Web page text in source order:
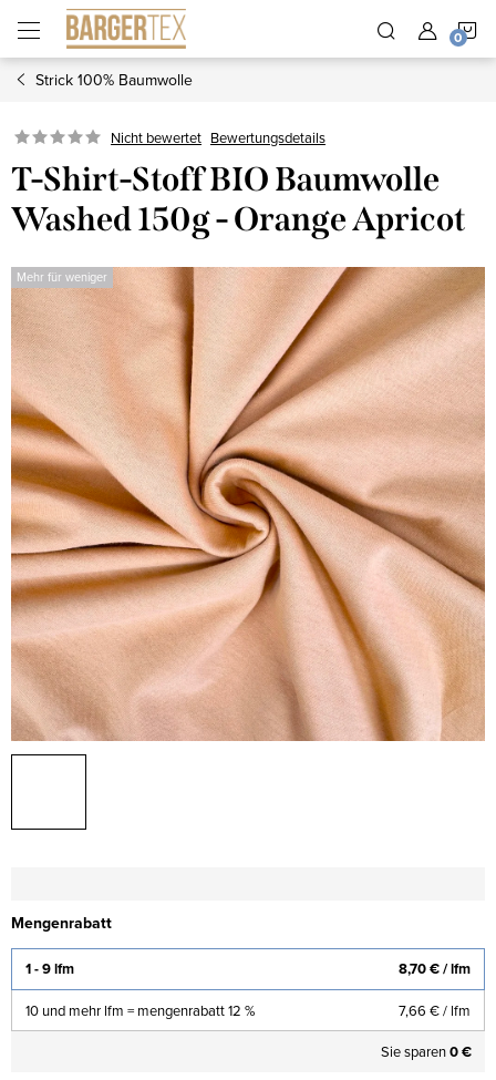
Inhalt
springen
Strick 100% Baumwolle
Nicht bewertet Bewertungsdetails
T-Shirt-Stoff BIO Baumwolle
Washed 150g - Orange Apricot
Mehr für weniger
Mengenrabatt
1 - 9 lfm 8,70 €/ lfm
10 und mehr lfm = mengenrabatt 12 % 7,66 €/ lfm
Sie sparen0 €